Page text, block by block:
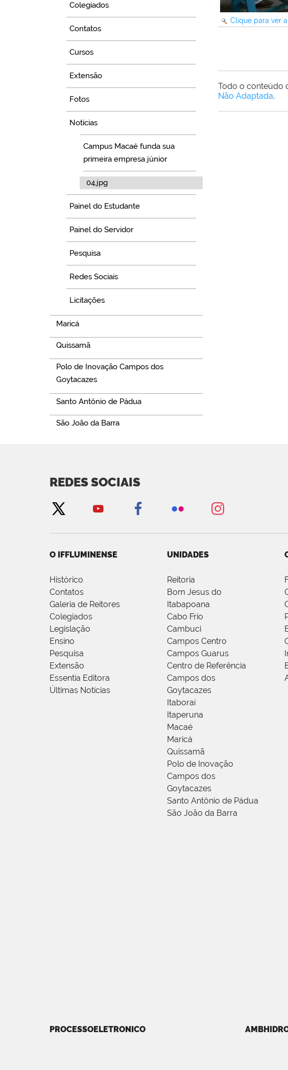
Colegiados
Contatos
Cursos
Extensão
Fotos
Notícias
Campus Macaé funda sua
primeira empresa júnior
04.jpg
Painel do Estudante
Painel do Servidor
Pesquisa
Redes Sociais
Licitações
Maricá
Quissamã
Polo de Inovação Campos dos
Goytacazes
Santo Antônio de Pádua
São João da Barra
Clique para ver
Todo o conteúdo
Não Adaptada.
REDES SOCIAIS
O IFFLUMINENSE
Histórico
Contatos
Galeria de Reitores
Colegiados
Legislação
Ensino
Pesquisa
Extensão
Essentia Editora
Últimas Notícias
UNIDADES
Reitoria
Bom Jesus do
Itabapoana
Cabo Frio
Cambuci
Campos Centro
Campos Guarus
Centro de Referência
Campos dos
Goytacazes
Itaboraí
Itaperuna
Macaé
Maricá
Quissamã
Polo de Inovação
Campos dos
Goytacazes
Santo Antônio de Pádua
São João da Barra
PROCESSOELETRONICO